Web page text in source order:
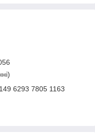
6293 7805 1163